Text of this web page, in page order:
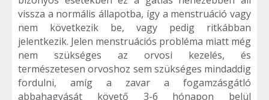
vissza a normális állapotba, így a menstruáció vagy
nem következik be, vagy pedig ritkábban
jelentkezik. Jelen menstruációs probléma miatt még
nem szükséges az orvosi kezelés, és
természetesen orvoshoz sem szükséges mindaddig
fordulni, amíg a zavar a fogamzásgátló
abbahagyását követő 3-6 hónapon belül